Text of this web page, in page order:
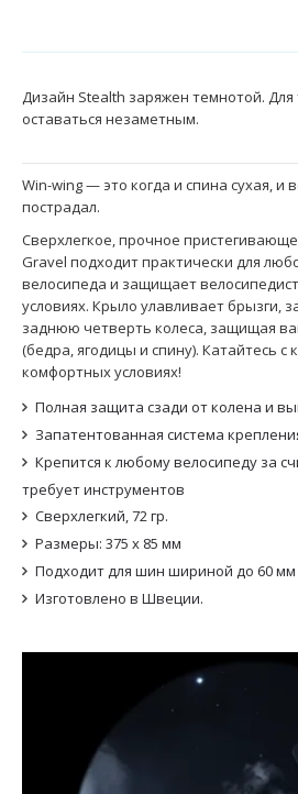
Дизайн Stealth заряжен темнотой. Для
оставаться незаметным.
Win-wing — это когда и спина сухая, и
пострадал.
Сверхлегкое, прочное
Gravel подходит практически для
велосипеда и защищает
условиях. Крыло улавливает брызги,
заднюю четверть колеса, защищая
(бедра, ягодицы и спину). Катайтесь
комфортных условиях!
Полная защита сзади от колена и
Запатентованная система
Крепится к любому велосипеду за
требует инструментов
Сверхлегкий, 72 гр.
Размеры: 375 x 85 мм
Подходит для шин шириной до 60 мм
Изготовлено в Швеции.